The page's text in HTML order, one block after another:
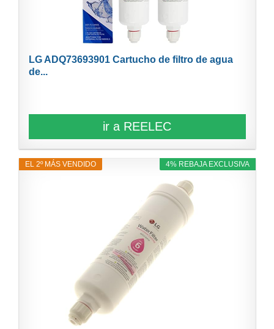
LG ADQ73693901 Cartucho de filtro de agua
de...
ir a REELEC
4% REBAJA EXCLUSIVA
EL 2º MÁS VENDIDO